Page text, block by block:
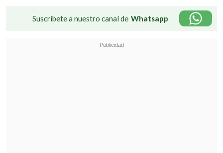
Suscríbete a nuestro canal de Whatsapp